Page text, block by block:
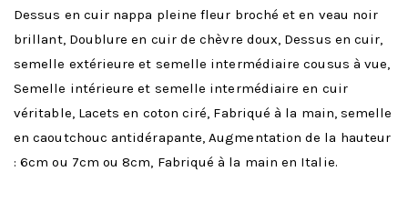
Dessus en cuir nappa pleine fleur broché et en veau noir
brillant, Doublure en cuir de chèvre doux, Dessus en cuir,
semelle extérieure et semelle intermédiaire cousus à vue,
Semelle intérieure et semelle intermédiaire en cuir
véritable, Lacets en coton ciré, Fabriqué à la main, semelle
en caoutchouc antidérapante, Augmentation de la hauteur
: 6cm ou 7cm ou 8cm, Fabriqué à la main en Italie.